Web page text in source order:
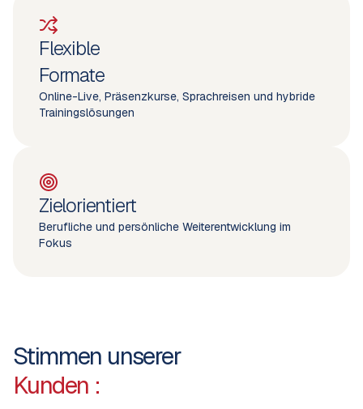
Flexible
Formate
Online-Live, Präsenzkurse, Sprachreisen und hybride
Trainingslösungen
Zielorientiert
Berufliche und persönliche Weiterentwicklung im
Fokus
Stimmen unserer
Kunden :